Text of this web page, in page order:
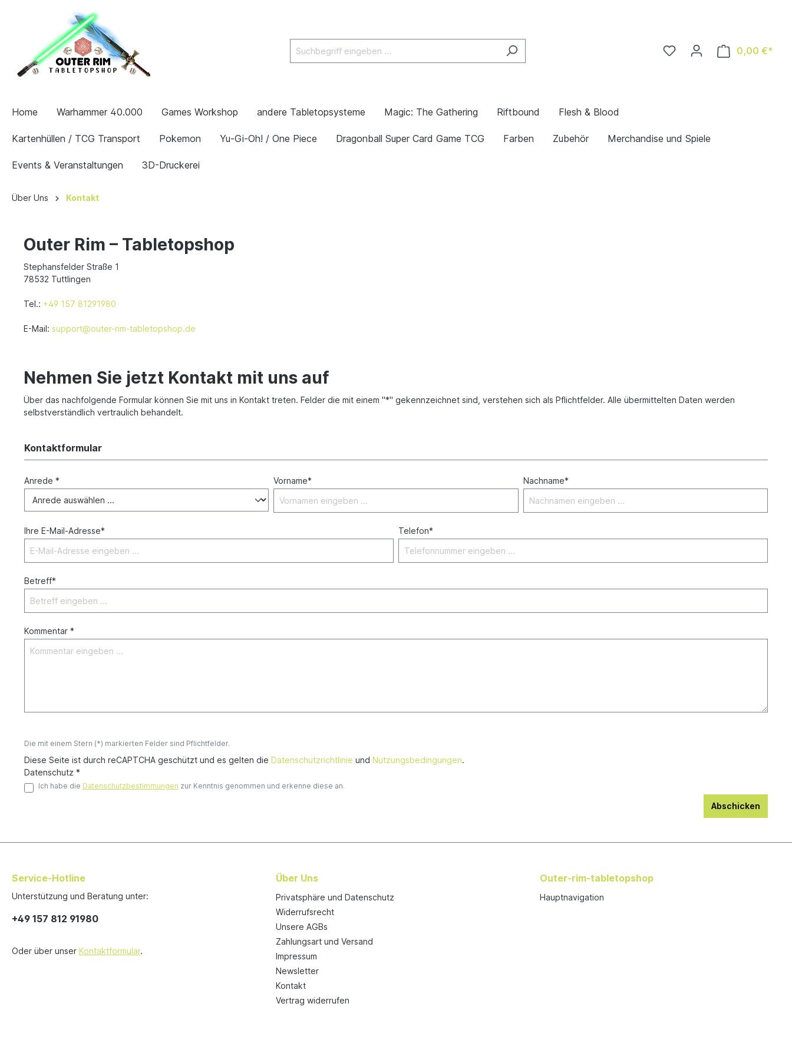
0,00 €*
Home Warhammer 40.000 Games Workshop andere Tabletopsysteme Magic: The Gathering Riftbound Flesh & Blood
Kartenhüllen / TCG Transport Pokemon Yu-Gi-Oh! / One Piece Dragonball Super Card Game TCG Farben Zubehör Merchandise und Spiele
Events & Veranstaltungen 3D-Druckerei
Über Uns Kontakt
Outer Rim – Tabletopshop
Stephansfelder Straße 1
78532 Tuttlingen
Tel.: +49 157 81291980
E-Mail: support@outer-rim-tabletopshop.de
Nehmen Sie jetzt Kontakt mit uns auf
Über das nachfolgende Formular können Sie mit uns in Kontakt treten. Felder die mit einem "*" gekennzeichnet sind, verstehen sich als Pflichtfelder. Alle übermittelten Daten werden
selbstverständlich vertraulich behandelt.
Kontaktformular
Anrede * Vorname* Nachname*
Ihre E-Mail-Adresse* Telefon*
Betreff*
Kommentar *
Die mit einem Stern (*) markierten Felder sind Pflichtfelder.
Diese Seite ist durch reCAPTCHA geschützt und es gelten die Datenschutzrichtlinie und Nutzungsbedingungen.
Datenschutz *
Ich habe die Datenschutzbestimmungen zur Kenntnis genommen und erkenne diese an.
Abschicken
Service-Hotline
Unterstützung und Beratung unter:
+49 157 812 91980
Oder über unser Kontaktformular.
Über Uns
Privatsphäre und Datenschutz
Widerrufsrecht
Unsere AGBs
Zahlungsart und Versand
Impressum
Newsletter
Kontakt
Vertrag widerrufen
Outer-rim-tabletopshop
Hauptnavigation